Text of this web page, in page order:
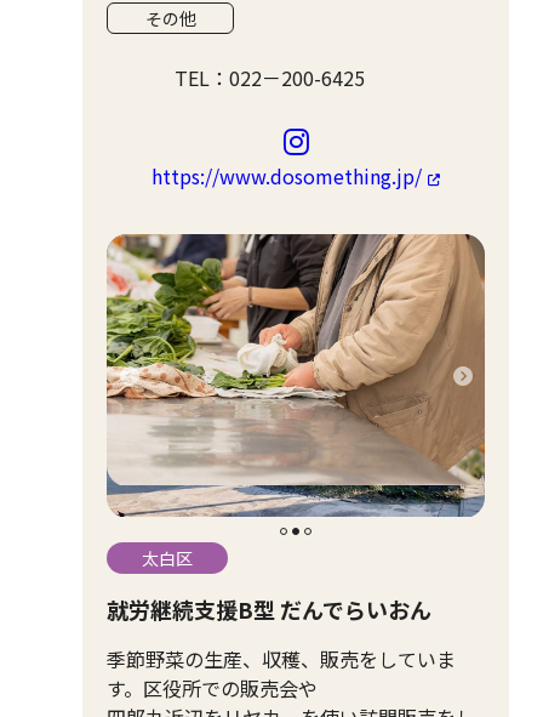
その他
TEL：022－200-6425
https://www.dosomething.jp/
太白区
就労継続支援B型 だんでらいおん
季節野菜の生産、収穫、販売をしていま
す。区役所での販売会や